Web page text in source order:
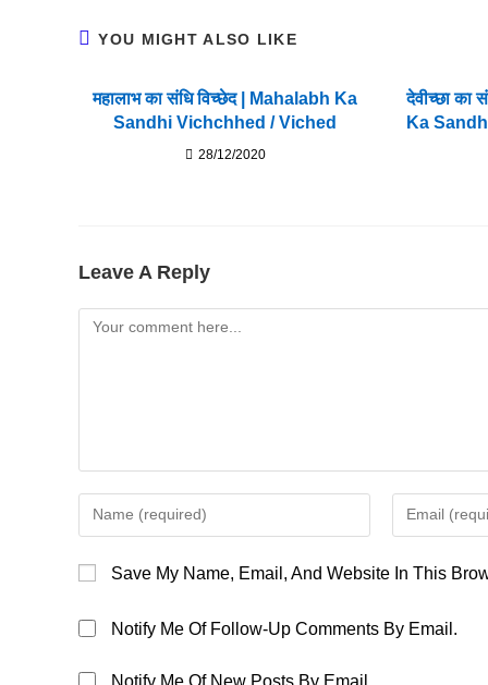
YOU MIGHT ALSO LIKE
महालाभ का संधि विच्छेद | Mahalabh Ka
Sandhi Vichchhed / Viched
28/12/2020
देवीच्छा का
Ka
Leave A Reply
Comment
Enter
Your
Or
To
Comment
Enter
Your
Comment
Save My Name, Email, And Website In This
Notify Me Of Follow-Up Comments By Email.
Notify Me Of New Posts By Email.